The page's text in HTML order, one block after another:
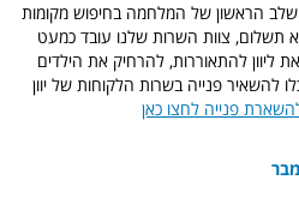
הראשון של המלחמה בחיפוש מקומות
תשלום, צוות השרות שלנו עובד כמעט
ליוון להתאוררות, להרחיק את הילדים
להשאיר פנייה בשרות הלקוחות של יוון
פנייה לחצו כאן